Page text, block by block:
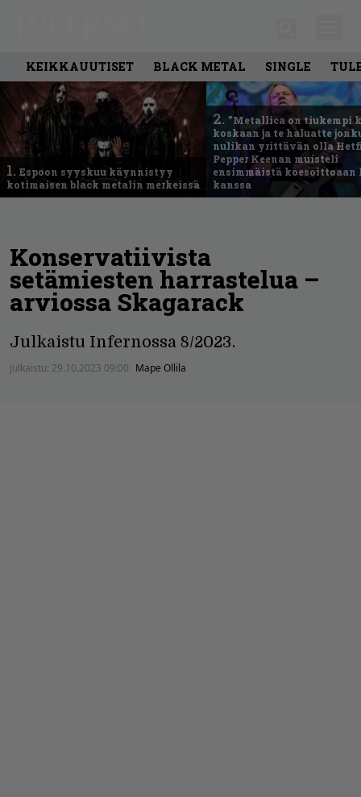
KEIKKAUUTISET BLACK METAL SINGLE
1. Espoon syyskuu käynnistyy
kotimaisen black metalin merkeissä
2. ”Metallica on tiukempi
koskaan ja te haluatte
nulikan yrittävän olla
Pepper Keenan muisteli
ensimmäistä
kanssa
Konservatiivista
setämiesten harrastelua –
arviossa Skagarack
Julkaistu Infernossa 8/2023.
Julkaistu: 29.10.2023 09:00 Mape Ollila